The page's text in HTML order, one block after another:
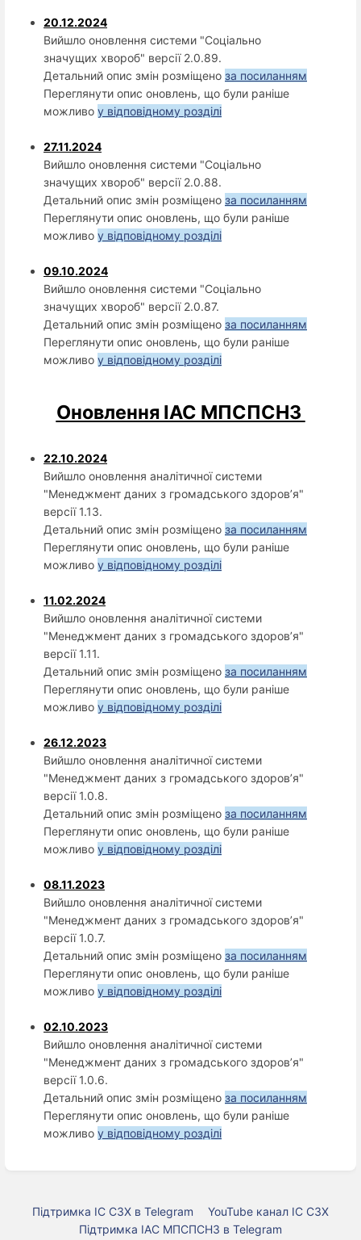
20.12.2024
Вийшло оновлення системи "Соціально
значущих хвороб" версії 2.0.89.
Детальний опис змін розміщено за посиланням
Переглянути опис оновлень, що були раніше
можливо у відповідному розділі
27.11.2024
Вийшло оновлення системи "Соціально
значущих хвороб" версії 2.0.88.
Детальний опис змін розміщено за посиланням
Переглянути опис оновлень, що були раніше
можливо у відповідному розділі
09.10.2024
Вийшло оновлення системи "Соціально
значущих хвороб" версії 2.0.87.
Детальний опис змін розміщено за посиланням
Переглянути опис оновлень, що були раніше
можливо у відповідному розділі
Оновлення ІАС МПСПСНЗ
22.10.2024
Вийшло оновлення аналітичної системи
"Менеджмент даних з громадського здоров’я"
версії 1.13.
Детальний опис змін розміщено за посиланням
Переглянути опис оновлень, що були раніше
можливо у відповідному розділі
11.02.2024
Вийшло оновлення аналітичної системи
"Менеджмент даних з громадського здоров’я"
версії 1.11.
Детальний опис змін розміщено за посиланням
Переглянути опис оновлень, що були раніше
можливо у відповідному розділі
26.12.2023
Вийшло оновлення аналітичної системи
"Менеджмент даних з громадського здоров’я"
версії 1.0.8.
Детальний опис змін розміщено за посиланням
Переглянути опис оновлень, що були раніше
можливо у відповідному розділі
08.11.2023
Вийшло оновлення аналітичної системи
"Менеджмент даних з громадського здоров’я"
версії 1.0.7.
Детальний опис змін розміщено за посиланням
Переглянути опис оновлень, що були раніше
можливо у відповідному розділі
02.10.2023
Вийшло оновлення аналітичної системи
"Менеджмент даних з громадського здоров’я"
версії 1.0.6.
Детальний опис змін розміщено за посиланням
Переглянути опис оновлень, що були раніше
можливо у відповідному розділі
Підтримка ІС СЗХ в Telegram
YouTube канал ІС СЗХ
Підтримка ІАС МПСПСНЗ в Telegram